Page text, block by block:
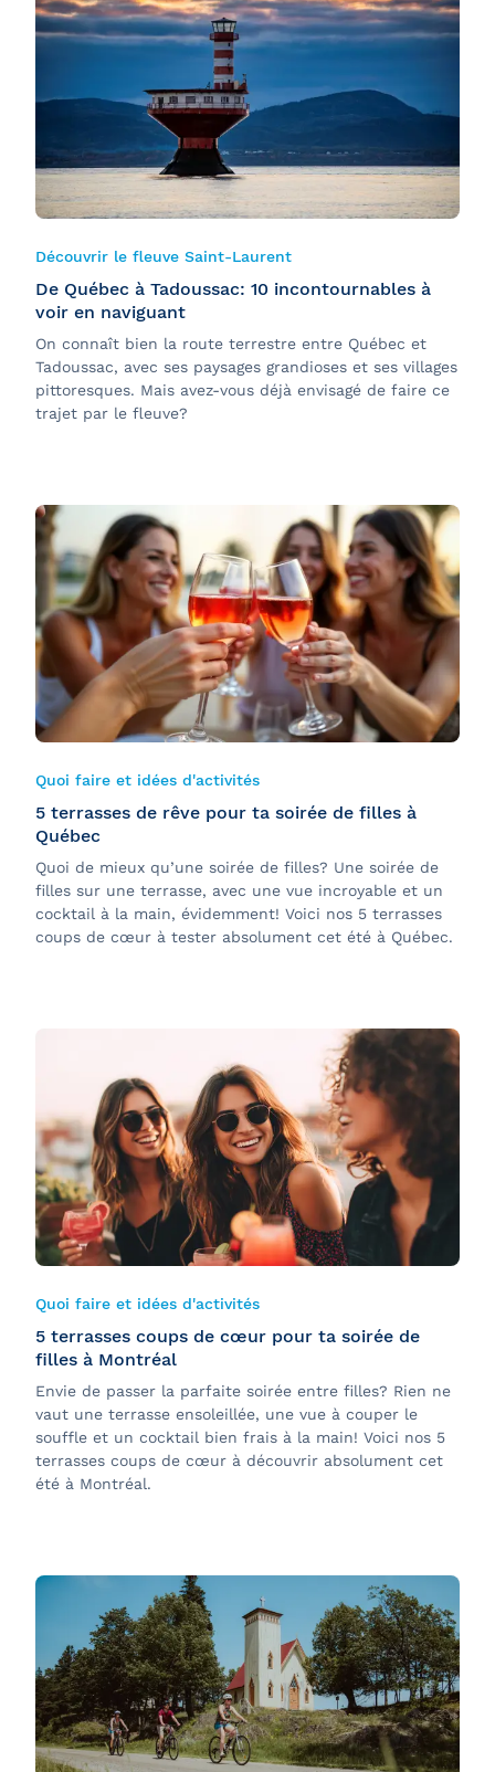
Découvrir le fleuve Saint-Laurent
De Québec à Tadoussac: 10 incontournables à
voir en naviguant
On connaît bien la route terrestre entre Québec et
Tadoussac, avec ses paysages grandioses et ses villages
pittoresques. Mais avez-vous déjà envisagé de faire ce
trajet par le fleuve?
Quoi faire et idées d'activités
5 terrasses de rêve pour ta soirée de filles à
Québec
Quoi de mieux qu’une soirée de filles? Une soirée de
filles sur une terrasse, avec une vue incroyable et un
cocktail à la main, évidemment! Voici nos 5 terrasses
coups de cœur à tester absolument cet été à Québec.
Quoi faire et idées d'activités
5 terrasses coups de cœur pour ta soirée de
filles à Montréal
Envie de passer la parfaite soirée entre filles? Rien ne
vaut une terrasse ensoleillée, une vue à couper le
souffle et un cocktail bien frais à la main! Voici nos 5
terrasses coups de cœur à découvrir absolument cet
été à Montréal.